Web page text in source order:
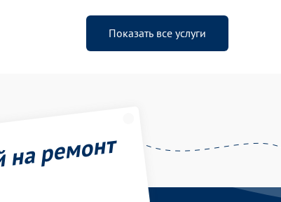
Показать все услуги
ремонт